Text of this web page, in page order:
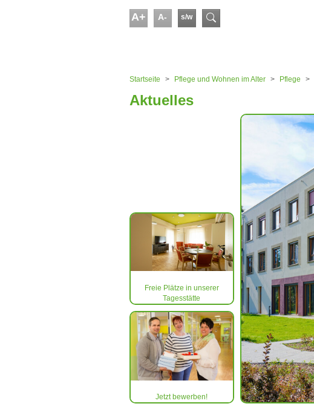
A+ A- s/w Suchformular
Startseite
Pflege und Wohnen im Alter Pflege
Aktuelles
Freie Plätze in unserer
Tagesstätte
Jetzt bewerben!